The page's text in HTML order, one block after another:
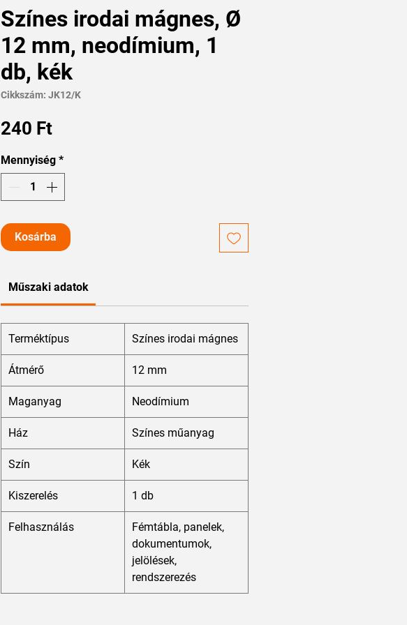
Színes irodai mágnes, Ø
12 mm, neodímium, 1
db, kék
Cikkszám: JK12/K
240 FtÁr
Mennyiség *
Kosárba
Műszaki adatok
Terméktípus Színes irodai mágnes
Átmérő 12 mm
Maganyag Neodímium
Ház Színes műanyag
Szín Kék
Kiszerelés 1 db
Felhasználás
Fémtábla, panelek,
dokumentumok,
jelölések,
rendszerezés